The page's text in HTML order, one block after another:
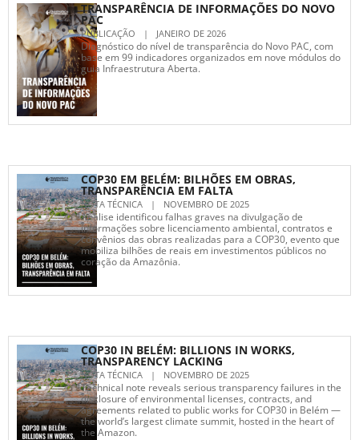
TRANSPARÊNCIA DE INFORMAÇÕES DO NOVO
PAC
PUBLICAÇÃO | JANEIRO DE 2026
Diagnóstico do nível de transparência do Novo PAC, com
base em 99 indicadores organizados em nove módulos do
guia Infraestrutura Aberta.
COP30 EM BELÉM: BILHÕES EM OBRAS,
TRANSPARÊNCIA EM FALTA
NOTA TÉCNICA | NOVEMBRO DE 2025
Análise identificou falhas graves na divulgação de
informações sobre licenciamento ambiental, contratos e
convênios das obras realizadas para a COP30, evento que
mobiliza bilhões de reais em investimentos públicos no
coração da Amazônia.
COP30 IN BELÉM: BILLIONS IN WORKS,
TRANSPARENCY LACKING
NOTA TÉCNICA | NOVEMBRO DE 2025
Technical note reveals serious transparency failures in the
disclosure of environmental licenses, contracts, and
agreements related to public works for COP30 in Belém —
the world’s largest climate summit, hosted in the heart of
the Amazon.